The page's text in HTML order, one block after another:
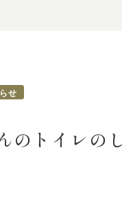
せ
のトイレの